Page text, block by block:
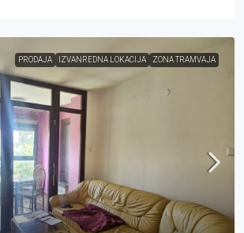
PRODAJA IZVANREDNA LOKACIJA ZONA TRAMVAJA